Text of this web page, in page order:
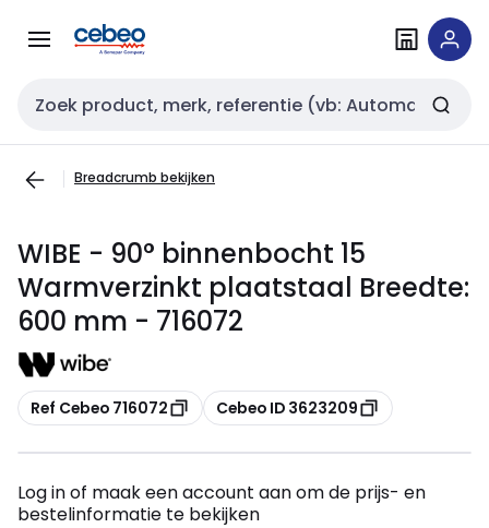
naar
naar
Zoekveld invoer
Breadcrumb bekijken
WIBE - 90° binnenbocht 15
Warmverzinkt plaatstaal Breedte:
600 mm - 716072
Kopiëren
Ref Cebeo 716072 Kopiëren
Cebeo ID 3623209
Log in of maak een account aan om de prijs- en
bestelinformatie te bekijken